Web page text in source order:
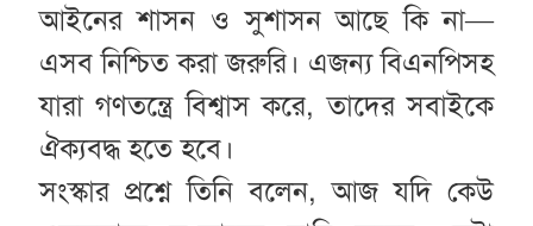
আইনের শাসন ও সুশাসন আছে কি না—
এসব নিশ্চিত করা জরুরি। এজন্য বিএনপিসহ
যারা গণতন্ত্রে বিশ্বাস করে, তাদের সবাইকে
ঐক্যবদ্ধ হতে হবে।
সংস্কার প্রশ্নে তিনি বলেন, আজ যদি কেউ